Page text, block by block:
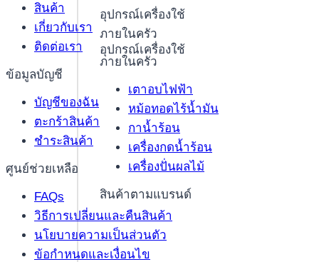
อุปกรณ์เครื่องใช้
ภายในครัว
อุปกรณ์เครื่องใช้
ภายในครัว
เตาอบไฟฟ้า
หม้อทอดไร้น้ำมัน
กาน้ำร้อน
เครื่องกดน้ำร้อน
เครื่องปั่นผลไม้
สินค้าตามแบรนด์
สินค้า
เกี่ยวกับเรา
ติดต่อเรา
ข้อมูลบัญชี
บัญชีของฉัน
ตะกร้าสินค้า
ชำระสินค้า
ศูนย์ช่วยเหลือ
FAQs
วิธีการเปลี่ยนและคืนสินค้า
นโยบายความเป็นส่วนตัว
ข้อกำหนดและเงื่อนไข